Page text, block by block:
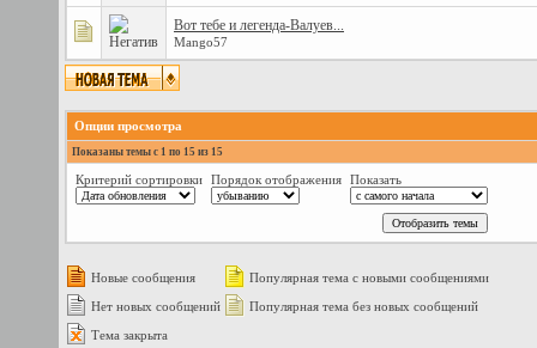
Вот тебе и легенда-Валуев...
Mango57
Опции просмотра
Показаны темы с 1 по 15 из 15
Критерий сортировки Порядок отображения Показать
Новые сообщения
Популярная тема с новыми сообщениями
Нет новых сообщений
Популярная тема без новых сообщений
Тема закрыта